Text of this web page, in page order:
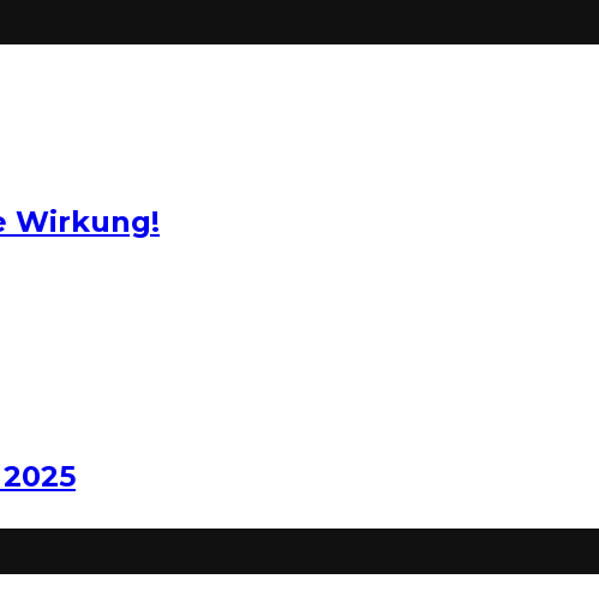
Wirkung!